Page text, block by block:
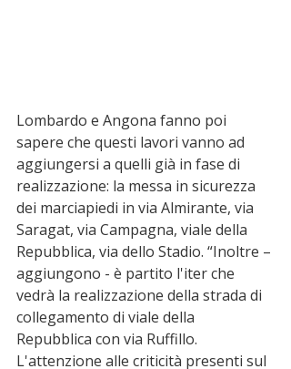
Lombardo e Angona fanno poi
sapere che questi lavori vanno ad
aggiungersi a quelli già in fase di
realizzazione: la messa in sicurezza
dei marciapiedi in via Almirante, via
Saragat, via Campagna, viale della
Repubblica, via dello Stadio. “Inoltre –
aggiungono - è partito l'iter che
vedrà la realizzazione della strada di
collegamento di viale della
Repubblica con via Ruffillo.
L'attenzione alle criticità presenti sul